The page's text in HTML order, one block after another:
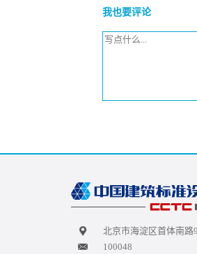
我也要评论
北京市海淀区首体南路
100048